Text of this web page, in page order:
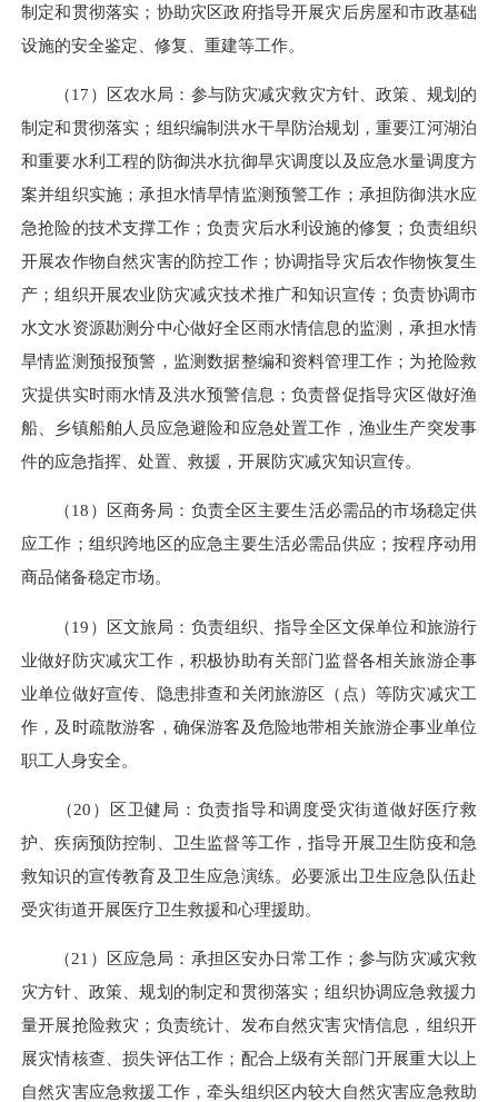
制定和贯彻落实；协助灾区政府指导开展灾后房屋和市政基础
设施的安全鉴定、修复、重建等工作。
（17）区农水局：参与防灾减灾救灾方针、政策、规划的
制定和贯彻落实；组织编制洪水干旱防治规划，重要江河湖泊
和重要水利工程的防御洪水抗御旱灾调度以及应急水量调度方
案并组织实施；承担水情旱情监测预警工作；承担防御洪水应
急抢险的技术支撑工作；负责灾后水利设施的修复；负责组织
开展农作物自然灾害的防控工作；协调指导灾后农作物恢复生
产；组织开展农业防灾减灾技术推广和知识宣传；负责协调市
水文水资源勘测分中心做好全区雨水情信息的监测，承担水情
旱情监测预报预警，监测数据整编和资料管理工作；为抢险救
灾提供实时雨水情及洪水预警信息；负责督促指导灾区做好渔
船、乡镇船舶人员应急避险和应急处置工作，渔业生产突发事
件的应急指挥、处置、救援，开展防灾减灾知识宣传。
（18）区商务局：负责全区主要生活必需品的市场稳定供
应工作；组织跨地区的应急主要生活必需品供应；按程序动用
商品储备稳定市场。
（19）区文旅局：负责组织、指导全区文保单位和旅游行
业做好防灾减灾工作，积极协助有关部门监督各相关旅游企事
业单位做好宣传、隐患排查和关闭旅游区（点）等防灾减灾工
作，及时疏散游客，确保游客及危险地带相关旅游企事业单位
职工人身安全。
（20）区卫健局：负责指导和调度受灾街道做好医疗救
护、疾病预防控制、卫生监督等工作，指导开展卫生防疫和急
救知识的宣传教育及卫生应急演练。必要派出卫生应急队伍赴
受灾街道开展医疗卫生救援和心理援助。
（21）区应急局：承担区安办日常工作；参与防灾减灾救
灾方针、政策、规划的制定和贯彻落实；组织协调应急救援力
量开展抢险救灾；负责统计、发布自然灾害灾情信息，组织开
展灾情核查、损失评估工作；配合上级有关部门开展重大以上
自然灾害应急救援工作，牵头组织区内较大自然灾害应急救助